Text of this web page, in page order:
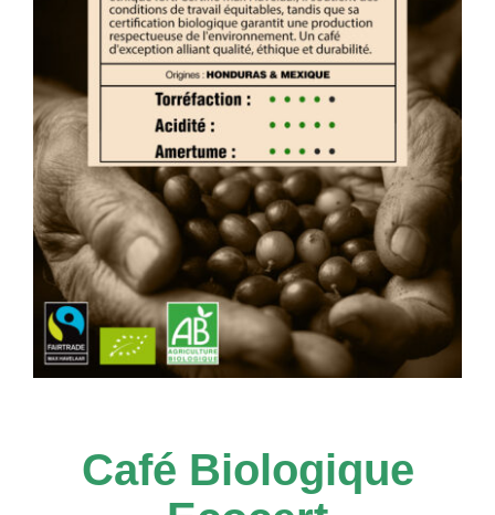
Café Biologique